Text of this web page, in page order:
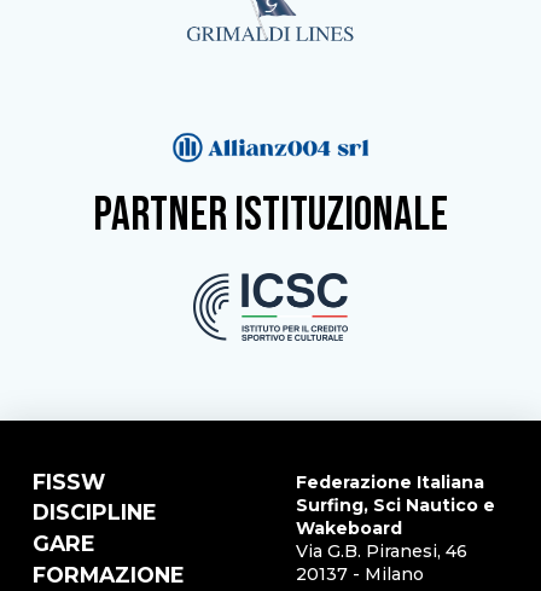
partner istituzionale
FISSW
DISCIPLINE
GARE
FORMAZIONE
Federazione Italiana
Surfing, Sci Nautico e
Wakeboard
Via G.B. Piranesi, 46
20137 - Milano